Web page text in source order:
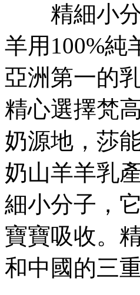
精細小分子
羊用100%純
亞洲第一的乳
精心選擇梵
奶源地，
奶山羊羊乳
細小分子
寶寶吸收
和中國的三重